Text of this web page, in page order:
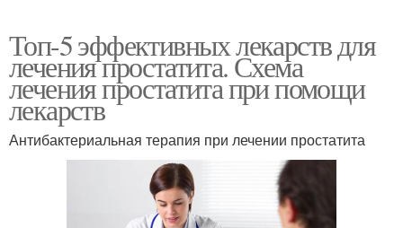
Топ-5 эффективных лекарств для
лечения простатита. Схема
лечения простатита при помощи
лекарств
Антибактериальная терапия при лечении простатита